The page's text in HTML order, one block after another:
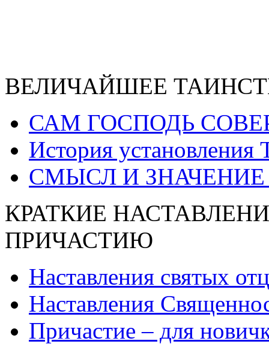
ВЕЛИЧАЙШЕЕ
САМ ГОСПОДЬ
История установления
СМЫСЛ И
КРАТКИЕ
ПРИЧАСТИЮ
Наставления святых
Наставления
Причастие – для